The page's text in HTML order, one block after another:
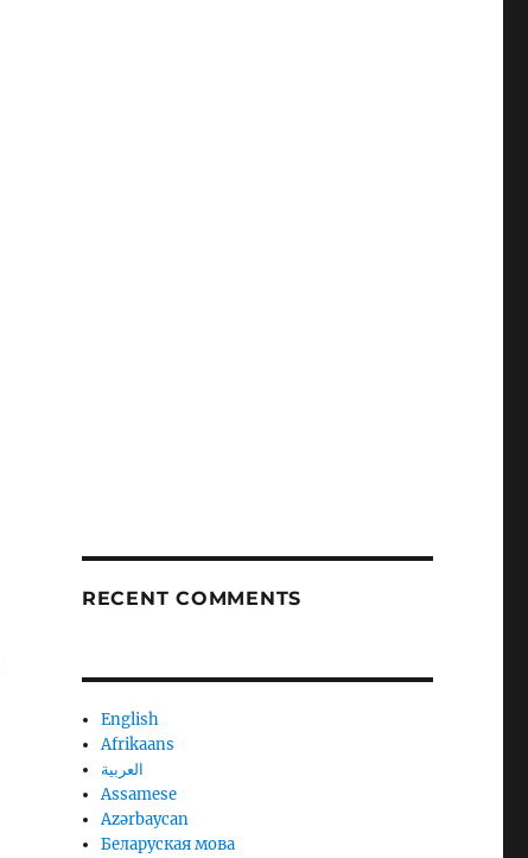
RECENT COMMENTS
English
Afrikaans
العربية
Assamese
Azərbaycan
Беларуская мова